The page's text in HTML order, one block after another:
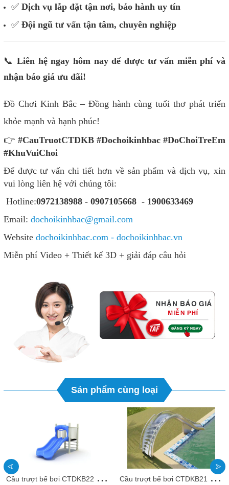
✅ Dịch vụ lắp đặt tận nơi, bảo hành uy tín
✅ Đội ngũ tư vấn tận tâm, chuyên nghiệp
📞Liên hệ ngay hôm nay để được tư vấn miễn phí và
nhận báo giá ưu đãi!
Đồ Chơi Kinh Bắc – Đồng hành cùng tuổi thơ phát triển
khỏe mạnh và hạnh phúc!
👉 #CauTruotCTDKB #Dochoikinhbac #DoChoiTreEm
#KhuVuiChoi
Để được tư vấn chi tiết hơn về sản phẩm và dịch vụ, xin
vui lòng liên hệ với chúng tôi:
Hotline:0972138988 - 0907105668 - 1900633469
Email: dochoikinhbac@gmail.com
Website dochoikinhbac.com - dochoikinhbac.vn
Miễn phí Video + Thiết kế 3D + giải đáp câu hỏi
Sản phẩm cùng loại
C
ầu trượt bể bơi CTDKB22 Dochoikinhbac Cầu trượt nhựa cho trẻ em vui chơi C
ầu trượt bể bơi CTDKB21 Dochoikinhbac Cầu trượt nhựa cho trẻ em vui chơi